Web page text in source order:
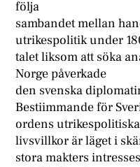
följa
sambandet mellan
utrikespolitik under
talet liksom att söka
Norge påverkade
den svenska
Bestiimmande för
ordens utrikespolitiska
livsvillkor är läget i
stora makters